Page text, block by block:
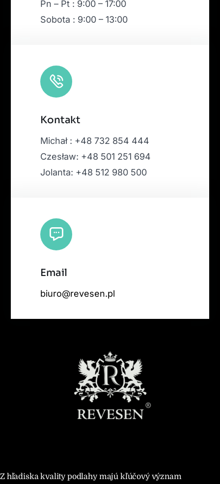
Pn – Pt : 9:00 – 17:00
Sobota : 9:00 – 13:00
Kontakt
Michał : +48 732 854 444
Czesław: +48 501 251 694
Jolanta: +48 512 980 500
Email
biuro@revesen.pl
Z hľadiska kvality podlahy majú kľúčový význam